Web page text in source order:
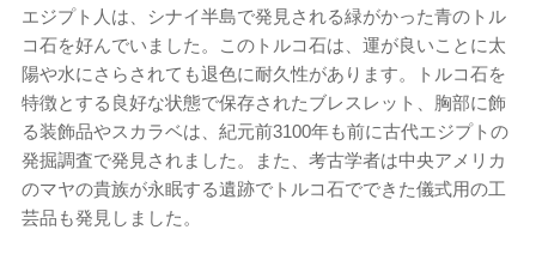
エジプト人は、シナイ半島で発見される緑がかった青のトル
コ石を好んでいました。このトルコ石は、運が良いことに太
陽や水にさらされても退色に耐久性があります。トルコ石を
特徴とする良好な状態で保存されたブレスレット、胸部に飾
る装飾品やスカラベは、紀元前3100年も前に古代エジプトの
発掘調査で発見されました。また、考古学者は中央アメリカ
のマヤの貴族が永眠する遺跡でトルコ石でできた儀式用の工
芸品も発見しました。